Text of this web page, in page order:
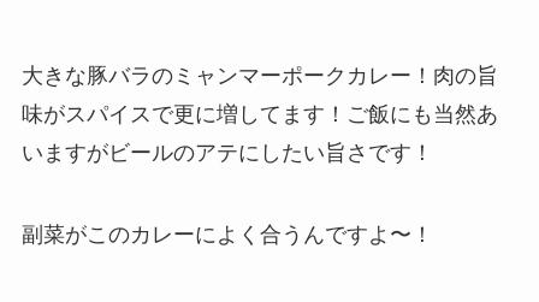
大きな豚バラのミャンマーポークカレー！肉の旨
味がスパイスで更に増してます！ご飯にも当然あ
いますがビールのアテにしたい旨さです！
副菜がこのカレーによく合うんですよ〜！